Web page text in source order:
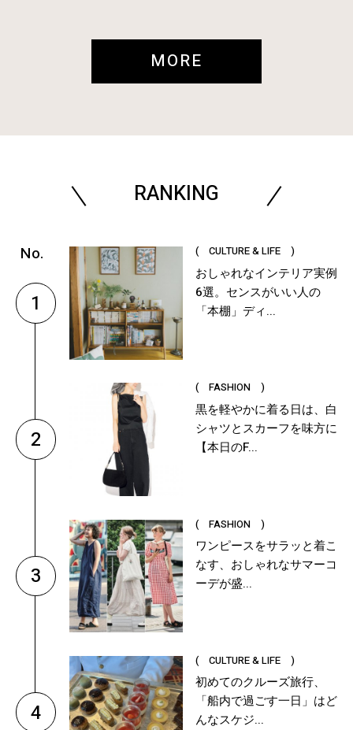
MORE
RANKING
1
( CULTURE & LIFE )
おしゃれなインテリア実例
6選。センスがいい人の
「本棚」ディ...
2
( FASHION )
黒を軽やかに着る日は、白
シャツとスカーフを味方に
【本日のF...
3
( FASHION )
ワンピースをサラッと着こ
なす、おしゃれなサマーコ
ーデが盛...
4
( CULTURE & LIFE )
初めてのクルーズ旅行、
「船内で過ごす一日」はど
んなスケジ...